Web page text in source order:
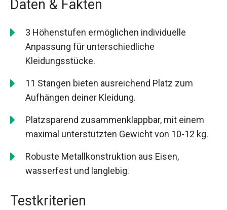
Daten & Fakten
3 Höhenstufen ermöglichen individuelle
Anpassung für unterschiedliche
Kleidungsstücke.
11 Stangen bieten ausreichend Platz zum
Aufhängen deiner Kleidung.
Platzsparend zusammenklappbar, mit einem
maximal unterstützten Gewicht von 10-12 kg.
Robuste Metallkonstruktion aus Eisen,
wasserfest und langlebig.
Testkriterien